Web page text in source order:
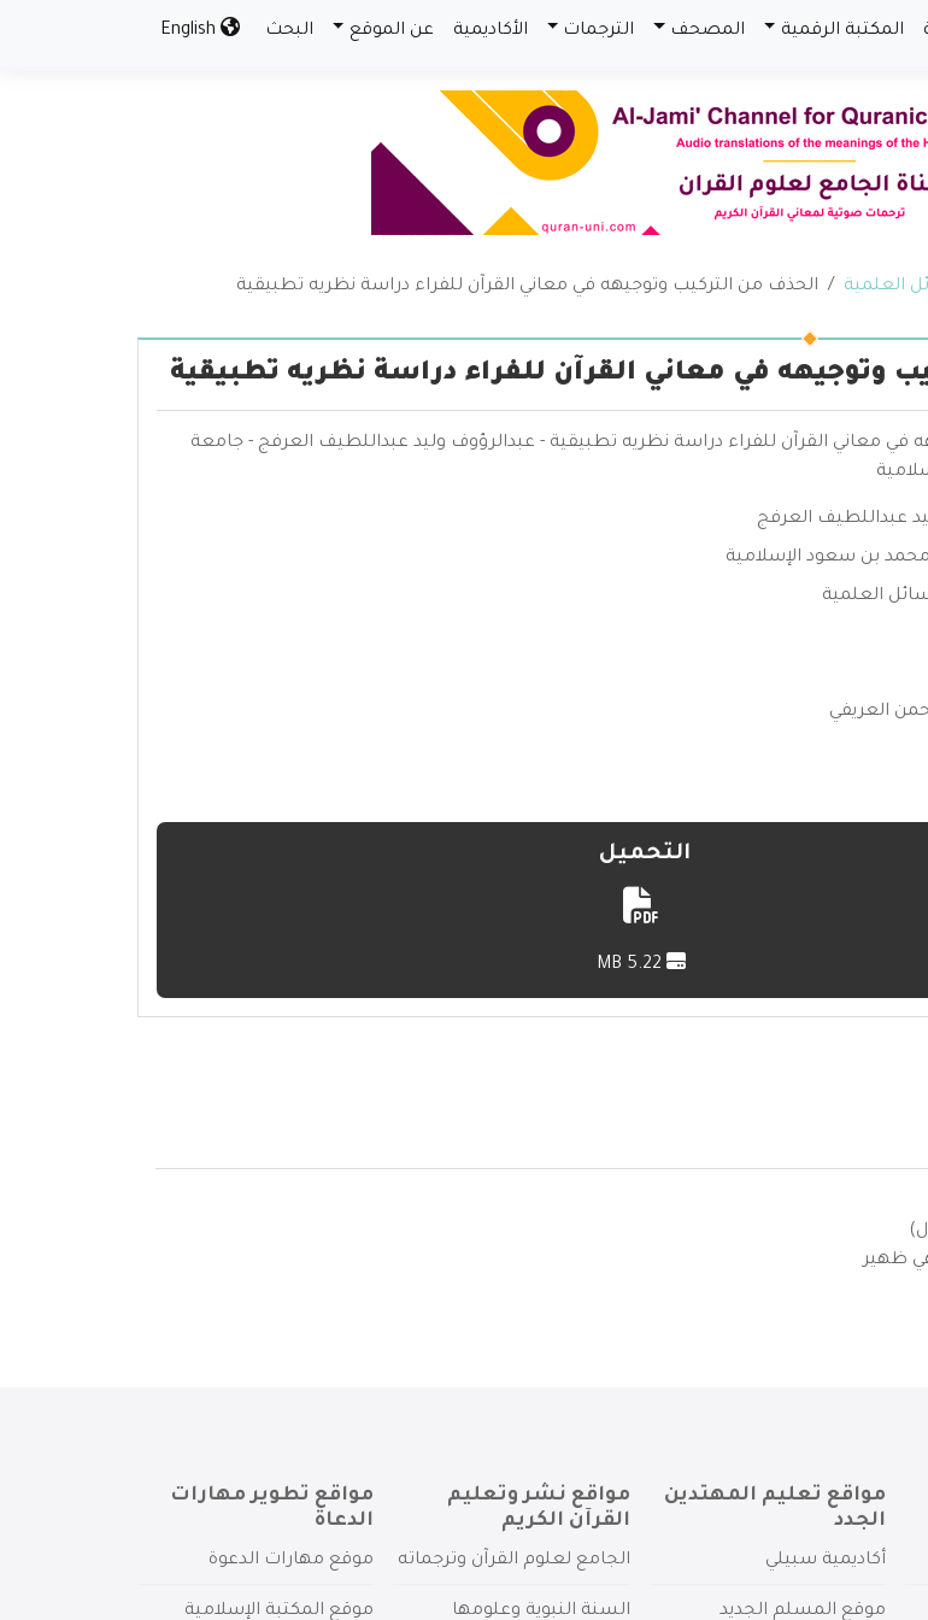
المكتبة الرقمية المصحف الترجمات الأكاديمية عن الموقع البحث
العلمية الحذف من التركيب وتوجيهه في معاني القرآن للفراء دراسة نظريه تطبيقية
وتوجيهه في معاني القرآن للفراء دراسة نظريه تطبيقية
في معاني القرآن للفراء دراسة نظريه تطبيقية - عبدالرؤوف وليد عبداللطيف العرفج - جامعة
عبداللطيف العرفج
بن سعود الإسلامية
العلمية
العريفي
التحميل
ظهير
مواقع تعليم المهتدين
الجدد
أكاديمية سبيلي
موقع المسلم الجديد
مواقع نشر وتعليم
القرآن الكريم
الجامع لعلوم القرآن وترجماته
السنة النبوية وعلومها
مواقع تطوير مهارات
الدعاة
موقع مهارات الدعوة
موقع المكتبة الإسلامية